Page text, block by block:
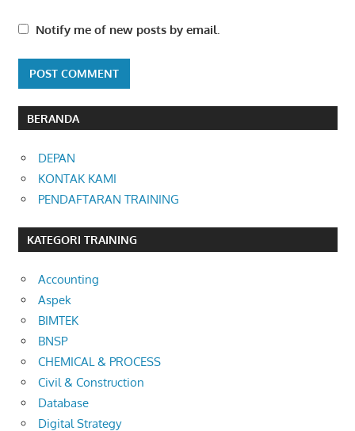
Notify me of new posts by email.
BERANDA
DEPAN
KONTAK KAMI
PENDAFTARAN TRAINING
KATEGORI TRAINING
Accounting
Aspek
BIMTEK
BNSP
CHEMICAL & PROCESS
Civil & Construction
Database
Digital Strategy